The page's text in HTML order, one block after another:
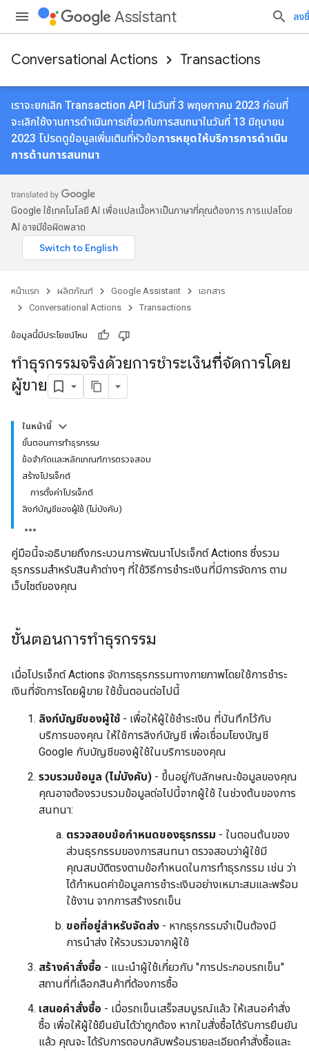
Assistant ลง
Conversational Actions Transactions
เราจะยกเลิก Transaction API ในวันที่ 3 พฤษภาคม 2023 ก่อนที่
จะเลิกใช้งานการดําเนินการเกี่ยวกับการสนทนาในวันที่ 13 มิถุนายน
2023 โปรดดูข้อมูลเพิ่มเติมที่หัวข้อการหยุดให้บริการการดําเนิน
การด้านการสนทนา
Google ใช้เทคโนโลยี AI เพื่อแปลเนื้อหาเป็นภาษาที่คุณต้องการ การแปลโดย
AI อาจมีข้อผิดพลาด
หน้าแรก ผลิตภัณฑ์ Google Assistant
เอกสาร
Conversational Actions
Transactions
ข้อมูลนี้มีประโยชน์ไหม
ทำธุรกรรมจริงด้วยการชำระเงินที่จัดการโดย
ผู้ขาย
ในหน้านี้
ขั้นตอนการทำธุรกรรม
ข้อจำกัดและหลักเกณฑ์การตรวจสอบ
สร้างโปรเจ็กต์
การตั้งค่าโปรเจ็กต์
ลิงก์บัญชีของผู้ใช้ (ไม่บังคับ)
คู่มือนี้จะอธิบายถึงกระบวนการพัฒนาโปรเจ็กต์ Actions ซึ่งรวม
ธุรกรรมสำหรับสินค้าต่างๆ ที่ใช้วิธีการชำระเงินที่มีการจัดการ ตาม
เว็บไซต์ของคุณ
ขั้นตอนการทำธุรกรรม
เมื่อโปรเจ็กต์ Actions จัดการธุรกรรมทางกายภาพโดยใช้การชำระ
เงินที่จัดการโดยผู้ขาย ใช้ขั้นตอนต่อไปนี้
ลิงก์บัญชีของผู้ใช้ - เพื่อให้ผู้ใช้ชำระเงิน ที่บันทึกไว้กับ
บริการของคุณ ให้ใช้การลิงก์บัญชี เพื่อเชื่อมโยงบัญชี
Google กับบัญชีของผู้ใช้ในบริการของคุณ
รวบรวมข้อมูล (ไม่บังคับ) - ขึ้นอยู่กับลักษณะข้อมูลของคุณ
คุณอาจต้องรวบรวมข้อมูลต่อไปนี้จากผู้ใช้ ในช่วงต้นของการ
สนทนา:
ตรวจสอบข้อกำหนดของธุรกรรม - ในตอนต้นของ
ส่วนธุรกรรมของการสนทนา ตรวจสอบว่าผู้ใช้มี
คุณสมบัติตรงตามข้อกำหนดในการทำธุรกรรม เช่น ว่า
ได้กำหนดค่าข้อมูลการชำระเงินอย่างเหมาะสมและพร้อม
ใช้งาน จากการสร้างรถเข็น
ขอที่อยู่สำหรับจัดส่ง - หากธุรกรรมจำเป็นต้องมี
การนำส่ง ให้รวบรวมจากผู้ใช้
สร้างคำสั่งซื้อ - แนะนำผู้ใช้เกี่ยวกับ "การประกอบรถเข็น"
สถานที่ที่เลือกสินค้าที่ต้องการซื้อ
เสนอคำสั่งซื้อ - เมื่อรถเข็นเสร็จสมบูรณ์แล้ว ให้เสนอคำสั่ง
ซื้อ เพื่อให้ผู้ใช้ยืนยันได้ว่าถูกต้อง หากใบสั่งซื้อได้รับการยืนยัน
แล้ว คุณจะ ได้รับการตอบกลับพร้อมรายละเอียดคำสั่งซื้อและ